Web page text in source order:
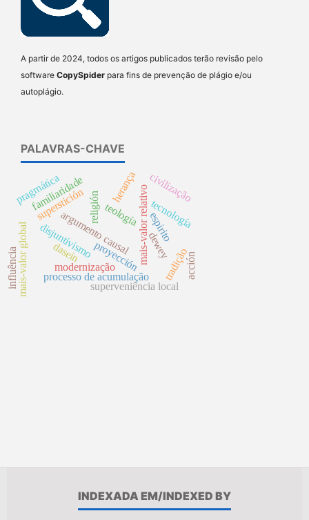
A partir de 2024, todos os artigos publicados terão revisão pelo
software CopySpider para fins de prevenção de plágio e/ou
autoplágio.
PALAVRAS-CHAVE
argumento causal
superstición
proyección
processo de acumulação
mais-valor global mais-valor relativo
superveniência local
disjuntivismo
religión tecnología
dewey
teología espirito
influência
familiaridade
dasein
herança
modernização tradição
pragmática
acción
civilização
INDEXADA EM/INDEXED BY